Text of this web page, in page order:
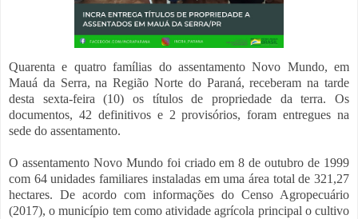
Quarenta e quatro famílias do assentamento Novo Mundo, em
Mauá da Serra, na Região Norte do Paraná, receberam na tarde
desta sexta-feira (10) os títulos de propriedade da terra. Os
documentos, 42 definitivos e 2 provisórios, foram entregues na
sede do assentamento.
O assentamento Novo Mundo foi criado em 8 de outubro de 1999
com 64 unidades familiares instaladas em uma área total de 321,27
hectares. De acordo com informações do Censo Agropecuário
(2017), o município tem como atividade agrícola principal o cultivo